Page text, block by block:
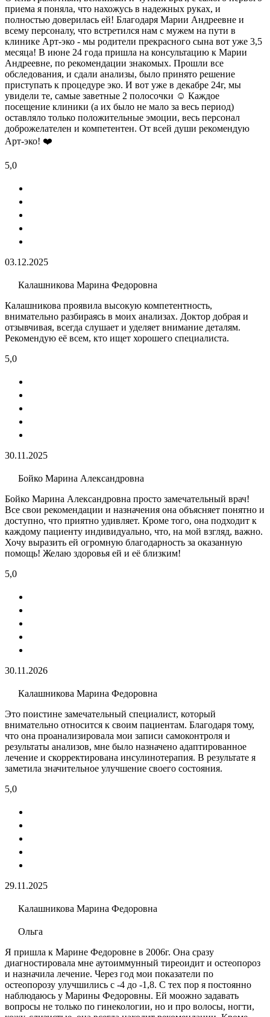
приема я поняла, что нахожусь в надежных руках, и
полностью доверилась ей! Благодаря Марии Андреевне и
всему персоналу, что встретился нам с мужем на пути в
клинике Арт-эко - мы родители прекрасного сына вот уже 3,5
месяца! В июне 24 года пришла на консультацию к Марии
Андреевне, по рекомендации знакомых. Прошли все
обследования, и сдали анализы, было принято решение
приступать к процедуре эко. И вот уже в декабре 24г, мы
увидели те, самые заветные 2 полосочки ☺️ Каждое
посещение клиники (а их было не мало за весь период)
оставляло только положительные эмоции, весь персонал
доброжелателен и компетентен. От всей души рекомендую
Арт-эко! ❤️
5,0
03.12.2025
Калашникова Марина Федоровна
Калашникова проявила высокую компетентность,
внимательно разбираясь в моих анализах. Доктор добрая и
отзывчивая, всегда слушает и уделяет внимание деталям.
Рекомендую её всем, кто ищет хорошего специалиста.
5,0
30.11.2025
Бойко Марина Александровна
Бойко Марина Александровна просто замечательный врач!
Все свои рекомендации и назначения она объясняет понятно и
доступно, что приятно удивляет. Кроме того, она подходит к
каждому пациенту индивидуально, что, на мой взгляд, важно.
Хочу выразить ей огромную благодарность за оказанную
помощь! Желаю здоровья ей и её близким!
5,0
30.11.2026
Калашникова Марина Федоровна
Это поистине замечательный специалист, который
внимательно относится к своим пациентам. Благодаря тому,
что она проанализировала мои записи самоконтроля и
результаты анализов, мне было назначено адаптированное
лечение и скорректирована инсулинотерапия. В результате я
заметила значительное улучшение своего состояния.
5,0
29.11.2025
Калашникова Марина Федоровна
Ольга
Я пришла к Марине Федоровне в 2006г. Она сразу
диагностировала мне аутоиммунный тиреоидит и остеопороз
и назначила лечение. Через год мои показатели по
остеопорозу улучшились с -4 до -1,8. С тех пор я постоянно
наблюдаюсь у Марины Федоровны. Ей моожно задавать
вопросы не только по гинекологии, но и про волосы, ногти,